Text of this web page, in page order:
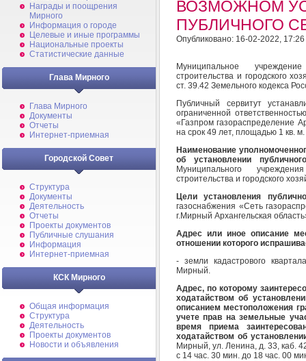
Награды и поощрения
Мирного
Информация о городе
Целевые и иные программы
Национальные проекты
Статистические данные
Глава Мирного
Глава Мирного
Документы
Отчеты
Интернет-приемная
Городской Совет
Структура
Документы
Деятельность
Отчеты
Проекты документов
Публичные слушания
Информация
Интернет-приемная
КСК Мирного
Общая информация
Структура
Деятельность
Проекты документов
Новости и объявления
ВОЗМОЖНОМ
ПУБЛИЧНОГО
Опубликовано: 16-02-2022, 17:26
Муниципальное
строительства и городского
ст. 39.42 Земельного кодекса
Публичный сервитут
ограниченной
«Газпром газораспределение
на срок 49 лет, площадью 1 кв. м.
Наименование
об установлении
Муниципального
строительства и городского
Цели установления
газоснабжения «Сеть
г.Мирный Архангельская
Адрес или иное описание
отношении которого
- земли кадастрового
Мирный.
Адрес, по которому
ходатайством об
описанием местоположения
учете прав на земельные
время приема
ходатайством об
Мирный, ул. Ленина, д. 33, каб.
с 14 час. 30 мин. до 18 час. 00